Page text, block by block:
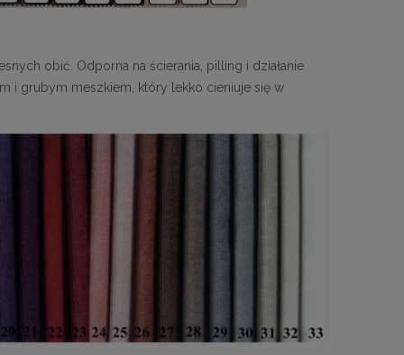
DO KOSZYKA
obić. Odporna na ścierania, pilling i działanie
i grubym meszkiem, który lekko cieniuje się w